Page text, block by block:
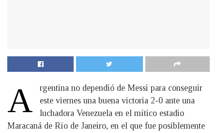
A
rgentina no dependió de Messi para conseguir
este viernes una buena victoria 2-0 ante una
luchadora Venezuela en el mítico estadio
Maracaná de Río de Janeiro, en el que fue posiblemente